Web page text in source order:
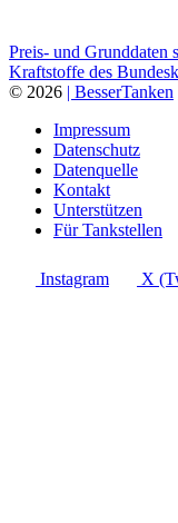
Preis- und Grunddaten
Kraftstoffe des
© 2026 | BesserTanken
Impressum
Datenschutz
Datenquelle
Kontakt
Unterstützen
Für Tankstellen
Instagram X